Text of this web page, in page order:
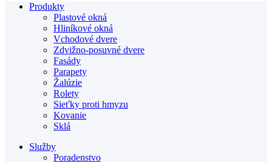
Produkty
Plastové okná
Hliníkové okná
Vchodové dvere
Zdvižno-posuvné dvere
Fasády
Parapety
Žalúzie
Rolety
Sieťky proti hmyzu
Kovanie
Sklá
Služby
Poradenstvo